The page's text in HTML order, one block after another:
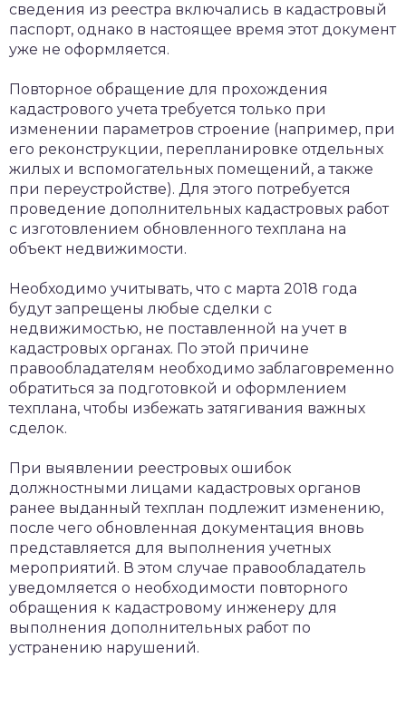
сведения из реестра включались в кадастровый
паспорт, однако в настоящее время этот документ
уже не оформляется.
Повторное обращение для прохождения
кадастрового учета требуется только при
изменении параметров строение (например, при
его реконструкции, перепланировке отдельных
жилых и вспомогательных помещений, а также
при переустройстве). Для этого потребуется
проведение дополнительных кадастровых работ
с изготовлением обновленного техплана на
объект недвижимости.
Необходимо учитывать, что с марта 2018 года
будут запрещены любые сделки с
недвижимостью, не поставленной на учет в
кадастровых органах. По этой причине
правообладателям необходимо заблаговременно
обратиться за подготовкой и оформлением
техплана, чтобы избежать затягивания важных
сделок.
При выявлении реестровых ошибок
должностными лицами кадастровых органов
ранее выданный техплан подлежит изменению,
после чего обновленная документация вновь
представляется для выполнения учетных
мероприятий. В этом случае правообладатель
уведомляется о необходимости повторного
обращения к кадастровому инженеру для
выполнения дополнительных работ по
устранению нарушений.